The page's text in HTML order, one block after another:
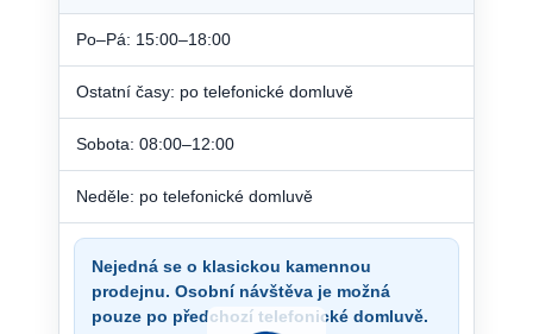
Po–Pá: 15:00–18:00
Ostatní časy: po telefonické domluvě
Sobota: 08:00–12:00
Neděle: po telefonické domluvě
Nejedná se o klasickou kamennou
prodejnu. Osobní návštěva je možná
pouze po předchozí telefonické domluvě.